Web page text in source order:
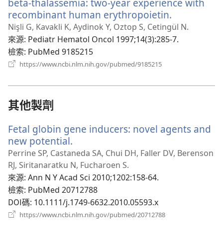
recombinant human erythropoietin.
啟
新
Nişli G, Kavakli K, Aydinok Y, Oztop S, Cetingül N.
來源‎: Pediatr Hematol Oncol 1997;14(3):285-7.
檢索‎: PubMed 9185215
https://www.ncbi.nlm.nih.gov/pubmed/9185215
其他製劑
Fetal globin gene inducers: novel agents and
new potential.
啟
新
視
窗）
Perrine SP, Castaneda SA, Chui DH, Faller DV, Berenson
RJ, Siritanaratku N, Fucharoen S.
來源‎: Ann N Y Acad Sci 2010;1202:158-64.
檢索‎: PubMed 20712788
DOI碼‎: 10.1111/j.1749-6632.2010.05593.x
https://www.ncbi.nlm.nih.gov/pubmed/20712788